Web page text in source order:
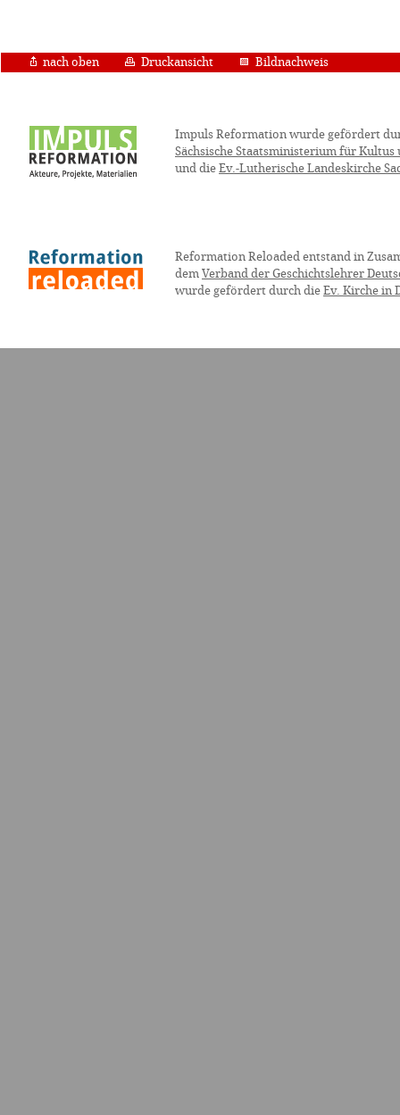
nach oben Druckansicht Bildnachweis
Impuls Reformation wurde gefördert
Sächsische Staatsministerium für Kultus
und die Ev.-Lutherische Landeskirche
Reformation Reloaded entstand in
dem Verband der Geschichtslehrer
wurde gefördert durch die Ev. Kirche in